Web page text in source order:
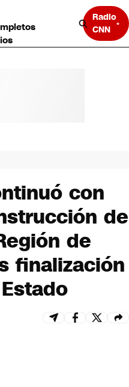
Radio
CNN
con
de
de
finalización